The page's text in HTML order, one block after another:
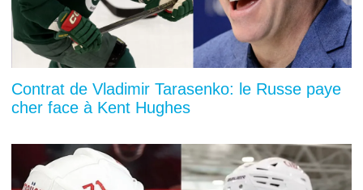
Contrat de Vladimir Tarasenko: le Russe paye
cher face à Kent Hughes